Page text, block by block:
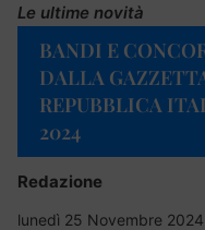
Le ultime novità
BANDI E
DALLA
REPUBBLICA
2024
Redazione
lunedì 25 Novembre 2024